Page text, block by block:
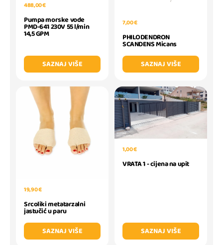
488,00 €
Pumpa morske vode
PMD-641 230V 55 l/min
14,5 GPM
SAZNAJ VIŠE
7,00 €
PHILODENDRON
SCANDENS Micans
SAZNAJ VIŠE
19,90 €
Srcoliki metatarzalni
jastučić u paru
SAZNAJ VIŠE
1,00 €
VRATA 1 - cijena na upit
SAZNAJ VIŠE